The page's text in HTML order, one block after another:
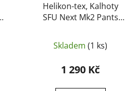
Helikon-tex, Kalhoty
SFU Next Mk2 Pants
Olivově zelená
Skladem (1 ks)
1 290 Kč